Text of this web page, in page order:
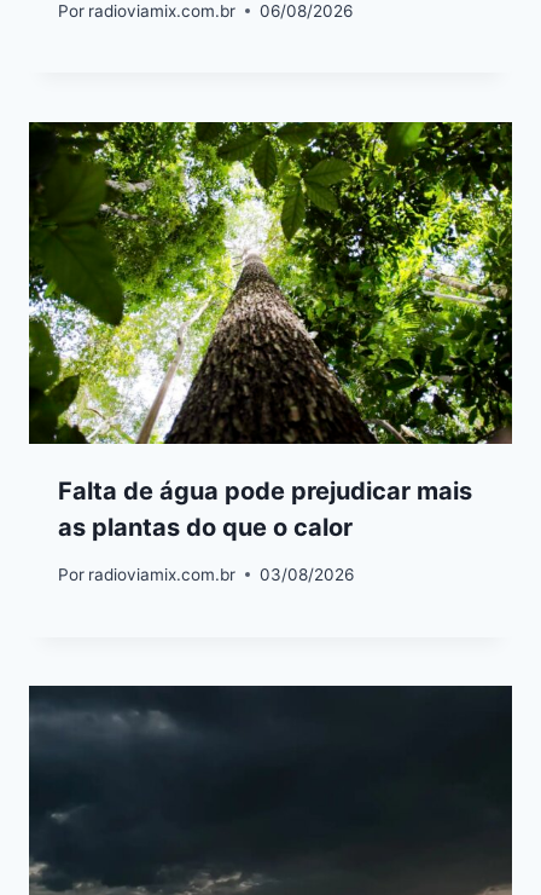
Por radioviamix.com.br 06/08/2026
Falta de água pode prejudicar mais
as plantas do que o calor
Por radioviamix.com.br 03/08/2026